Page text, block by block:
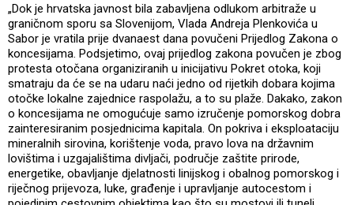
„Dok je hrvatska javnost bila zabavljena odlukom arbitraže u
graničnom sporu sa Slovenijom, Vlada Andreja Plenkovića u
Sabor je vratila prije dvanaest dana povučeni Prijedlog Zakona o
koncesijama. Podsjetimo, ovaj prijedlog zakona povučen je zbog
protesta otočana organiziranih u inicijativu Pokret otoka, koji
smatraju da će se na udaru naći jedno od rijetkih dobara kojima
otočke lokalne zajednice raspolažu, a to su plaže. Dakako, zakon
o koncesijama ne omogućuje samo izručenje pomorskog dobra
zainteresiranim posjednicima kapitala. On pokriva i eksploataciju
mineralnih sirovina, korištenje voda, pravo lova na državnim
lovištima i uzgajalištima divljači, područje zaštite prirode,
energetike, obavljanje djelatnosti linijskog i obalnog pomorskog i
riječnog prijevoza, luke, građenje i upravljanje autocestom i